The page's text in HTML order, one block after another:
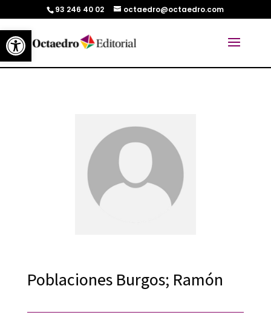
Abrir barra de herramientas
93 246 40 02 octaedro@octaedro.com
Poblaciones Burgos; Ramón